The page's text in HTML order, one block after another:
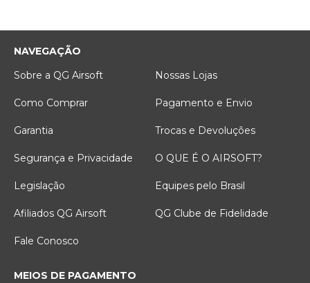
NAVEGAÇÃO
Sobre a QG Airsoft
Nossas Lojas
Como Comprar Pagamento e Envio
Garantia Trocas e Devoluções
Segurança e Privacidade O QUE É O AIRSOFT?
Legislação Equipes pelo Brasil
Afiliados QG Airsoft QG Clube de Fidelidade
Fale Conosco
MEIOS DE PAGAMENTO